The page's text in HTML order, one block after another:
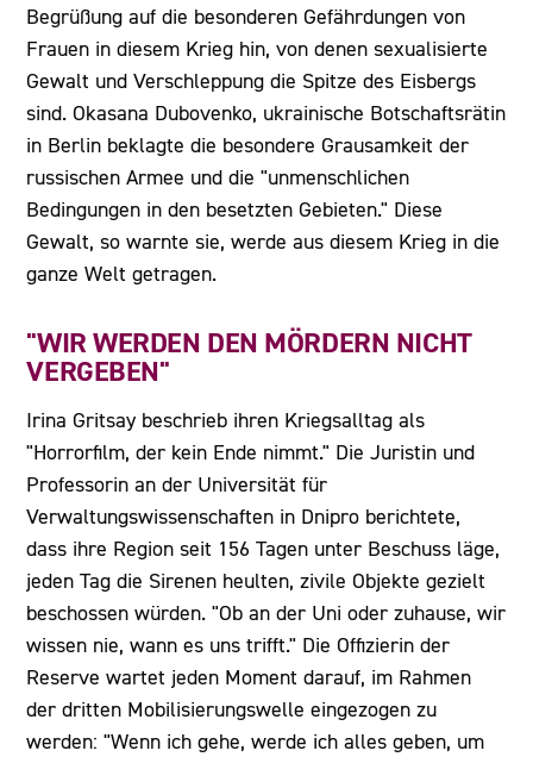
Begrüßung auf die besonderen Gefährdungen von
Frauen in diesem Krieg hin, von denen sexualisierte
Gewalt und Verschleppung die Spitze des Eisbergs
sind. Okasana Dubovenko, ukrainische Botschaftsrätin
in Berlin beklagte die besondere Grausamkeit der
russischen Armee und die "unmenschlichen
Bedingungen in den besetzten Gebieten." Diese
Gewalt, so warnte sie, werde aus diesem Krieg in die
ganze Welt getragen.
"WIR WERDEN DEN MÖRDERN NICHT
VERGEBEN"
Irina Gritsay beschrieb ihren Kriegsalltag als
"Horrorfilm, der kein Ende nimmt." Die Juristin und
Professorin an der Universität für
Verwaltungswissenschaften in Dnipro berichtete,
dass ihre Region seit 156 Tagen unter Beschuss läge,
jeden Tag die Sirenen heulten, zivile Objekte gezielt
beschossen würden. "Ob an der Uni oder zuhause, wir
wissen nie, wann es uns trifft." Die Offizierin der
Reserve wartet jeden Moment darauf, im Rahmen
der dritten Mobilisierungswelle eingezogen zu
werden: "Wenn ich gehe, werde ich alles geben, um